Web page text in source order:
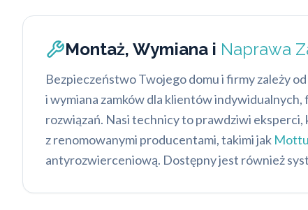
Montaż, Wymiana i Naprawa
Bezpieczeństwo Twojego domu i firmy zależy
i wymiana zamków dla klientów
rozwiązań. Nasi technicy to prawdziwi
z renomowanymi producentami, takimi jak
antyrozwierceniową. Dostępny jest również